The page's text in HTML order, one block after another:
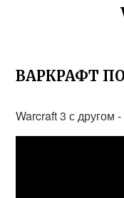
ВАРКРАФТ
Warcraft 3 с другом